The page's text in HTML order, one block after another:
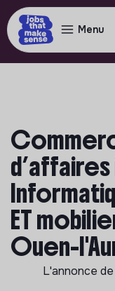
Menu
ET
Ouen-
L'annonce de